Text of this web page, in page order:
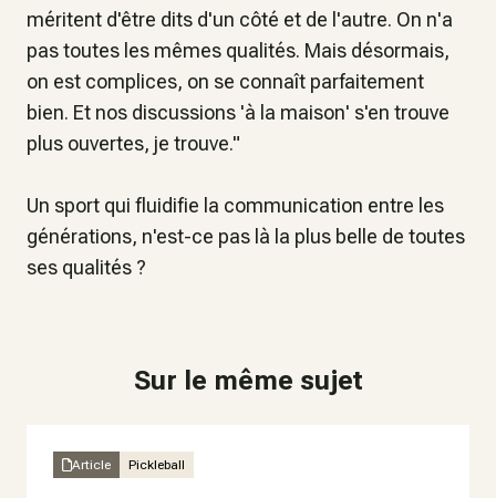
méritent d'être dits d'un côté et de l'autre. On n'a
pas toutes les mêmes qualités. Mais désormais,
on est complices, on se connaît parfaitement
bien. Et nos discussions 'à la maison' s'en trouve
plus ouvertes, je trouve."
Un sport qui fluidifie la communication entre les
générations, n'est-ce pas là la plus belle de toutes
ses qualités ?
Sur le même sujet
Article Pickleball